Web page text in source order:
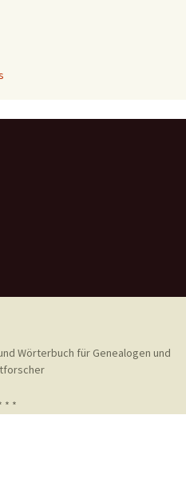
Wörterbuch für Genealogen und
* *